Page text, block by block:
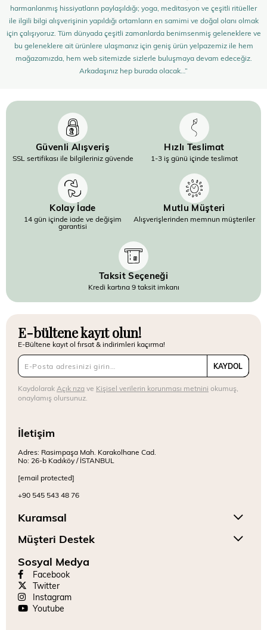
harmanlanmış hissiyatların paylaşıldığı; yoga, meditasyon ve çeşitli ritüeller
ile ilgili bilgi alışverişinin yapıldığı ortamların en samimi ve doğal olanı olmak
için çalışıyoruz. Tüm dünyada çeşitli zamanlarda benimsenmiş geleneklere ve
bu geleneklere ait ürünlere ulaşmanız için geniş ürün yelpazemiz ile hem
mağazamızda, hem web sitemizde sizlerle buluşmaya devam edeceğiz.
Arkadaşınız hep burada olacak…”
Güvenli Alışveriş
SSL sertifikası ile bilgileriniz güvende
Hızlı Teslimat
1-3 iş günü içinde teslimat
Kolay İade
14 gün içinde iade ve değişim
garantisi
Mutlu Müşteri
Alışverişlerinden memnun müşteriler
Taksit Seçeneği
Kredi kartına 9 taksit imkanı
E-bültene kayıt olun!
E-Bültene kayıt ol fırsat & indirimleri kaçırma!
KAYDOL
Kaydolarak Açık rızave Kişisel verilerin korunması metnini okumuş,
onaylamış olursunuz.
İletişim
Adres: Rasimpaşa Mah. Karakolhane Cad.
No: 26-b Kadıköy / İSTANBUL
[email protected]
+90 545 543 48 76
Kuramsal
Müşteri Destek
Sosyal Medya
Facebook
Twitter
Instagram
Youtube